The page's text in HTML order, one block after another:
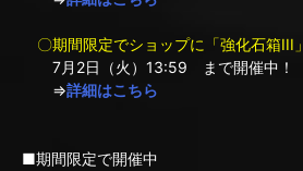
〇期間限定でショップに「強化石箱III
7月2日（火）13:59 まで開催中！
⇒詳細はこちら
■期間限定で開催中